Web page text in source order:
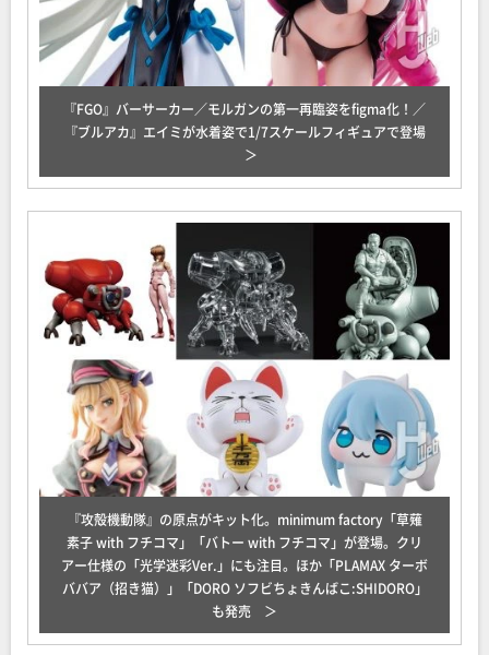
『FGO』バーサーカー／モルガンの第一再臨姿をfigma化！／
『ブルアカ』エイミが水着姿で1/7スケールフィギュアで登場
『攻殻機動隊』の原点がキット化。minimum factory「草薙
素子 with フチコマ」「バトー with フチコマ」が登場。クリ
アー仕様の「光学迷彩Ver.」にも注目。ほか「PLAMAX ターボ
ババア（招き猫）」「DORO ソフビちょきんばこ:SHIDORO」
も発売